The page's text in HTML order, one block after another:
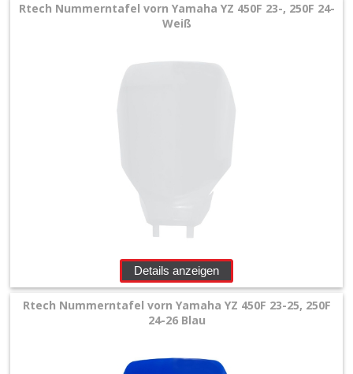
Rtech Nummerntafel vorn Yamaha YZ 450F 23-, 250F 24-
Weiß
Details anzeigen
Rtech Nummerntafel vorn Yamaha YZ 450F 23-25, 250F
24-26 Blau